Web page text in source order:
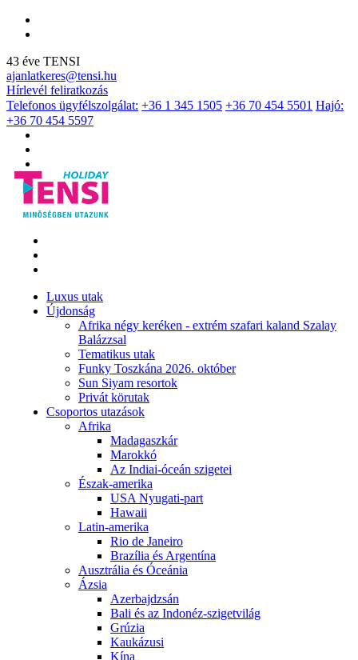
43 éve TENSI
ajanlatkeres@tensi.hu
Hírlevél feliratkozás
Telefonos ügyfélszolgálat: +36 1 345 1505 +36 70 454 5501 Hajó:
+36 70 454 5597
Luxus utak
Újdonság
Afrika négy keréken - extrém szafari kaland Szalay
Balázzsal
Tematikus utak
Funky Toszkána 2026. október
Sun Siyam resortok
Privát körutak
Csoportos utazások
Afrika
Madagaszkár
Marokkó
Az Indiai-óceán szigetei
Észak-amerika
USA Nyugati-part
Hawaii
Latin-amerika
Rio de Janeiro
Brazília és Argentína
Ausztrália és Óceánia
Ázsia
Azerbajdzsán
Bali és az Indonéz-szigetvilág
Grúzia
Kaukázusi
Kína